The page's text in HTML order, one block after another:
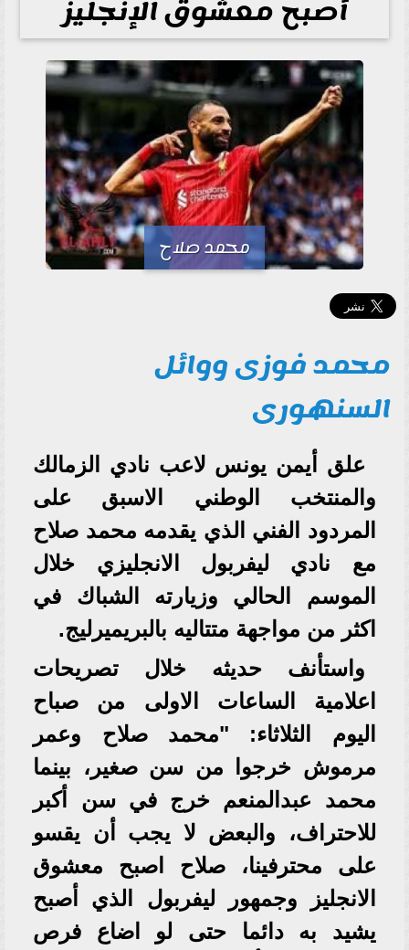
أصبح معشوق الإنجليز
محمد صلاح
محمد فوزى ووائل
السنهورى
علق أيمن يونس لاعب نادي الزمالك
والمنتخب الوطني الاسبق على
المردود الفني الذي يقدمه محمد صلاح
مع نادي ليفربول الانجليزي خلال
الموسم الحالي وزيارته الشباك في
اكثر من مواجهة متتاليه بالبريميرليج.
واستأنف حديثه خلال تصريحات
اعلامية الساعات الاولى من صباح
اليوم الثلاثاء: "محمد صلاح وعمر
مرموش خرجوا من سن صغير، بينما
محمد عبدالمنعم خرج في سن أكبر
للاحتراف، والبعض لا يجب أن يقسو
على محترفينا، صلاح اصبح معشوق
الانجليز وجمهور ليفربول الذي أصبح
يشيد به دائما حتى لو اضاع فرص